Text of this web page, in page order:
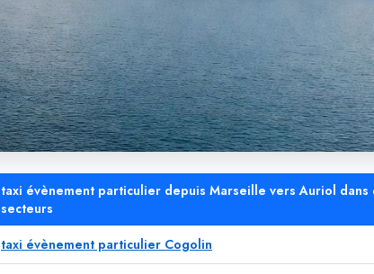
taxi évènement particulier depuis Marseille vers Auriol dans
secteurs
taxi évènement particulier Cogolin